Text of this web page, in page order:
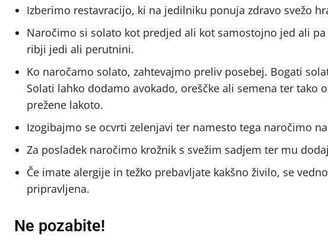
Izberimo restavracijo, ki na jedilniku ponuja zdravo svežo
Naročimo si solato kot predjed ali kot samostojno jed ali
ribji jedi ali perutnini.
Ko naročamo solato, zahtevajmo preliv posebej. Bogati
Solati lahko dodamo avokado, oreščke ali semena ter tako
prežene lakoto.
Izogibajmo se ocvrti zelenjavi ter namesto tega naročimo
Za posladek naročimo krožnik s svežim sadjem ter mu
Če imate alergije in težko prebavljate kakšno živilo, se
pripravljena.
Ne pozabite!